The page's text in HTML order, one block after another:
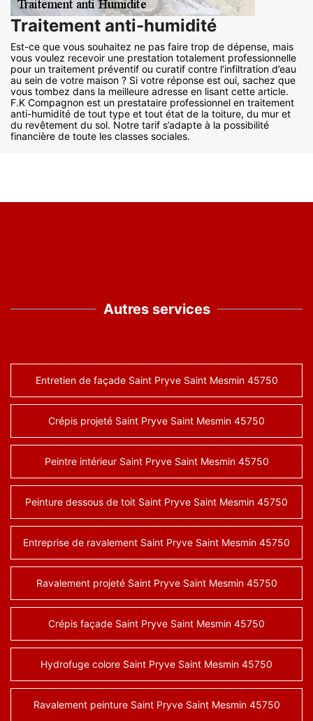
Traitement anti-humidité
Est-ce que vous souhaitez ne pas faire trop de dépense, mais
vous voulez recevoir une prestation totalement professionnelle
pour un traitement préventif ou curatif contre l’infiltration d’eau
au sein de votre maison ? Si votre réponse est oui, sachez que
vous tombez dans la meilleure adresse en lisant cette article.
F.K Compagnon est un prestataire professionnel en traitement
anti-humidité de tout type et tout état de la toiture, du mur et
du revêtement du sol. Notre tarif s’adapte à la possibilité
financière de toute les classes sociales.
Autres services
Entretien de façade Saint Pryve Saint Mesmin 45750
Crépis projeté Saint Pryve Saint Mesmin 45750
Peintre intérieur Saint Pryve Saint Mesmin 45750
Peinture dessous de toit Saint Pryve Saint Mesmin 45750
Entreprise de ravalement Saint Pryve Saint Mesmin 45750
Ravalement projeté Saint Pryve Saint Mesmin 45750
Crépis façade Saint Pryve Saint Mesmin 45750
Hydrofuge colore Saint Pryve Saint Mesmin 45750
Ravalement peinture Saint Pryve Saint Mesmin 45750